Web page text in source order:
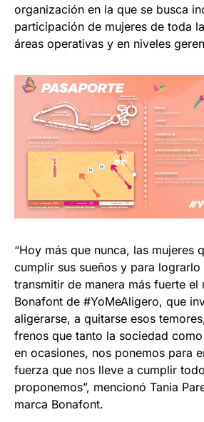
organización en la que se busca
participación de mujeres de toda
áreas operativas y en niveles
“Hoy más que nunca, las mujeres
cumplir sus sueños y para lograrlo
transmitir de manera más fuerte el
Bonafont de #YoMeAligero, que
aligerarse, a quitarse esos
frenos que tanto la sociedad
en ocasiones, nos ponemos para
fuerza que nos lleve a cumplir
proponemos”, mencionó Tania
marca